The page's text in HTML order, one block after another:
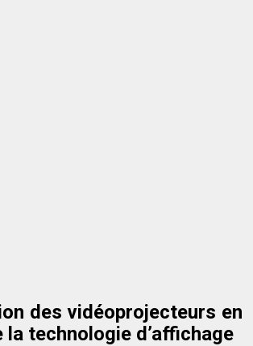
des vidéoprojecteurs en
technologie d’affichage